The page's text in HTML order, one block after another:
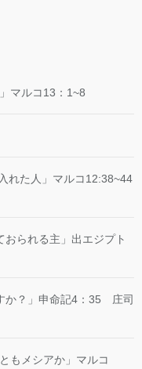
マルコ13：1~8
れた人」マルコ12:38~44
られる主」出エジプト
か？」申命記4：35 庄司
もメシアか」マルコ